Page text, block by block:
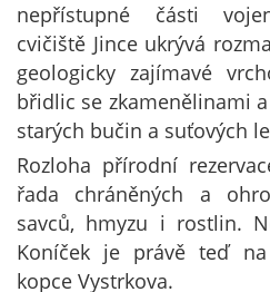
nepřístupné části
cvičiště Jince ukrývá
geologicky zajímavé
břidlic se zkamenělinami
starých bučin a suťových
Rozloha přírodní
řada chráněných a
savců, hmyzu i rostlin.
Koníček je právě teď
kopce Vystrkova.